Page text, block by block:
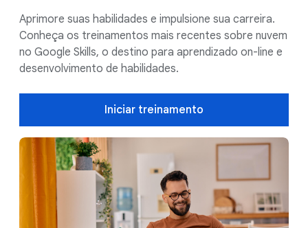
Aprimore suas habilidades e impulsione sua carreira.
Conheça os treinamentos mais recentes sobre nuvem
no Google Skills, o destino para aprendizado on-line e
desenvolvimento de habilidades.
Iniciar treinamento